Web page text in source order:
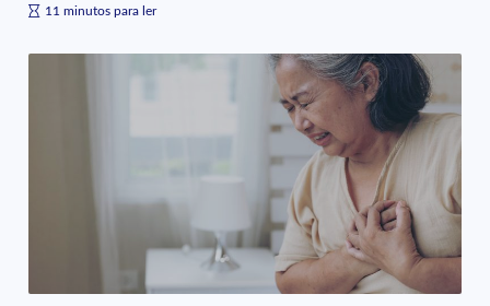
11 minutos para ler